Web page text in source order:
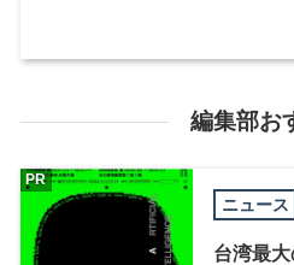
編集部お
ニュース
台湾最
PR